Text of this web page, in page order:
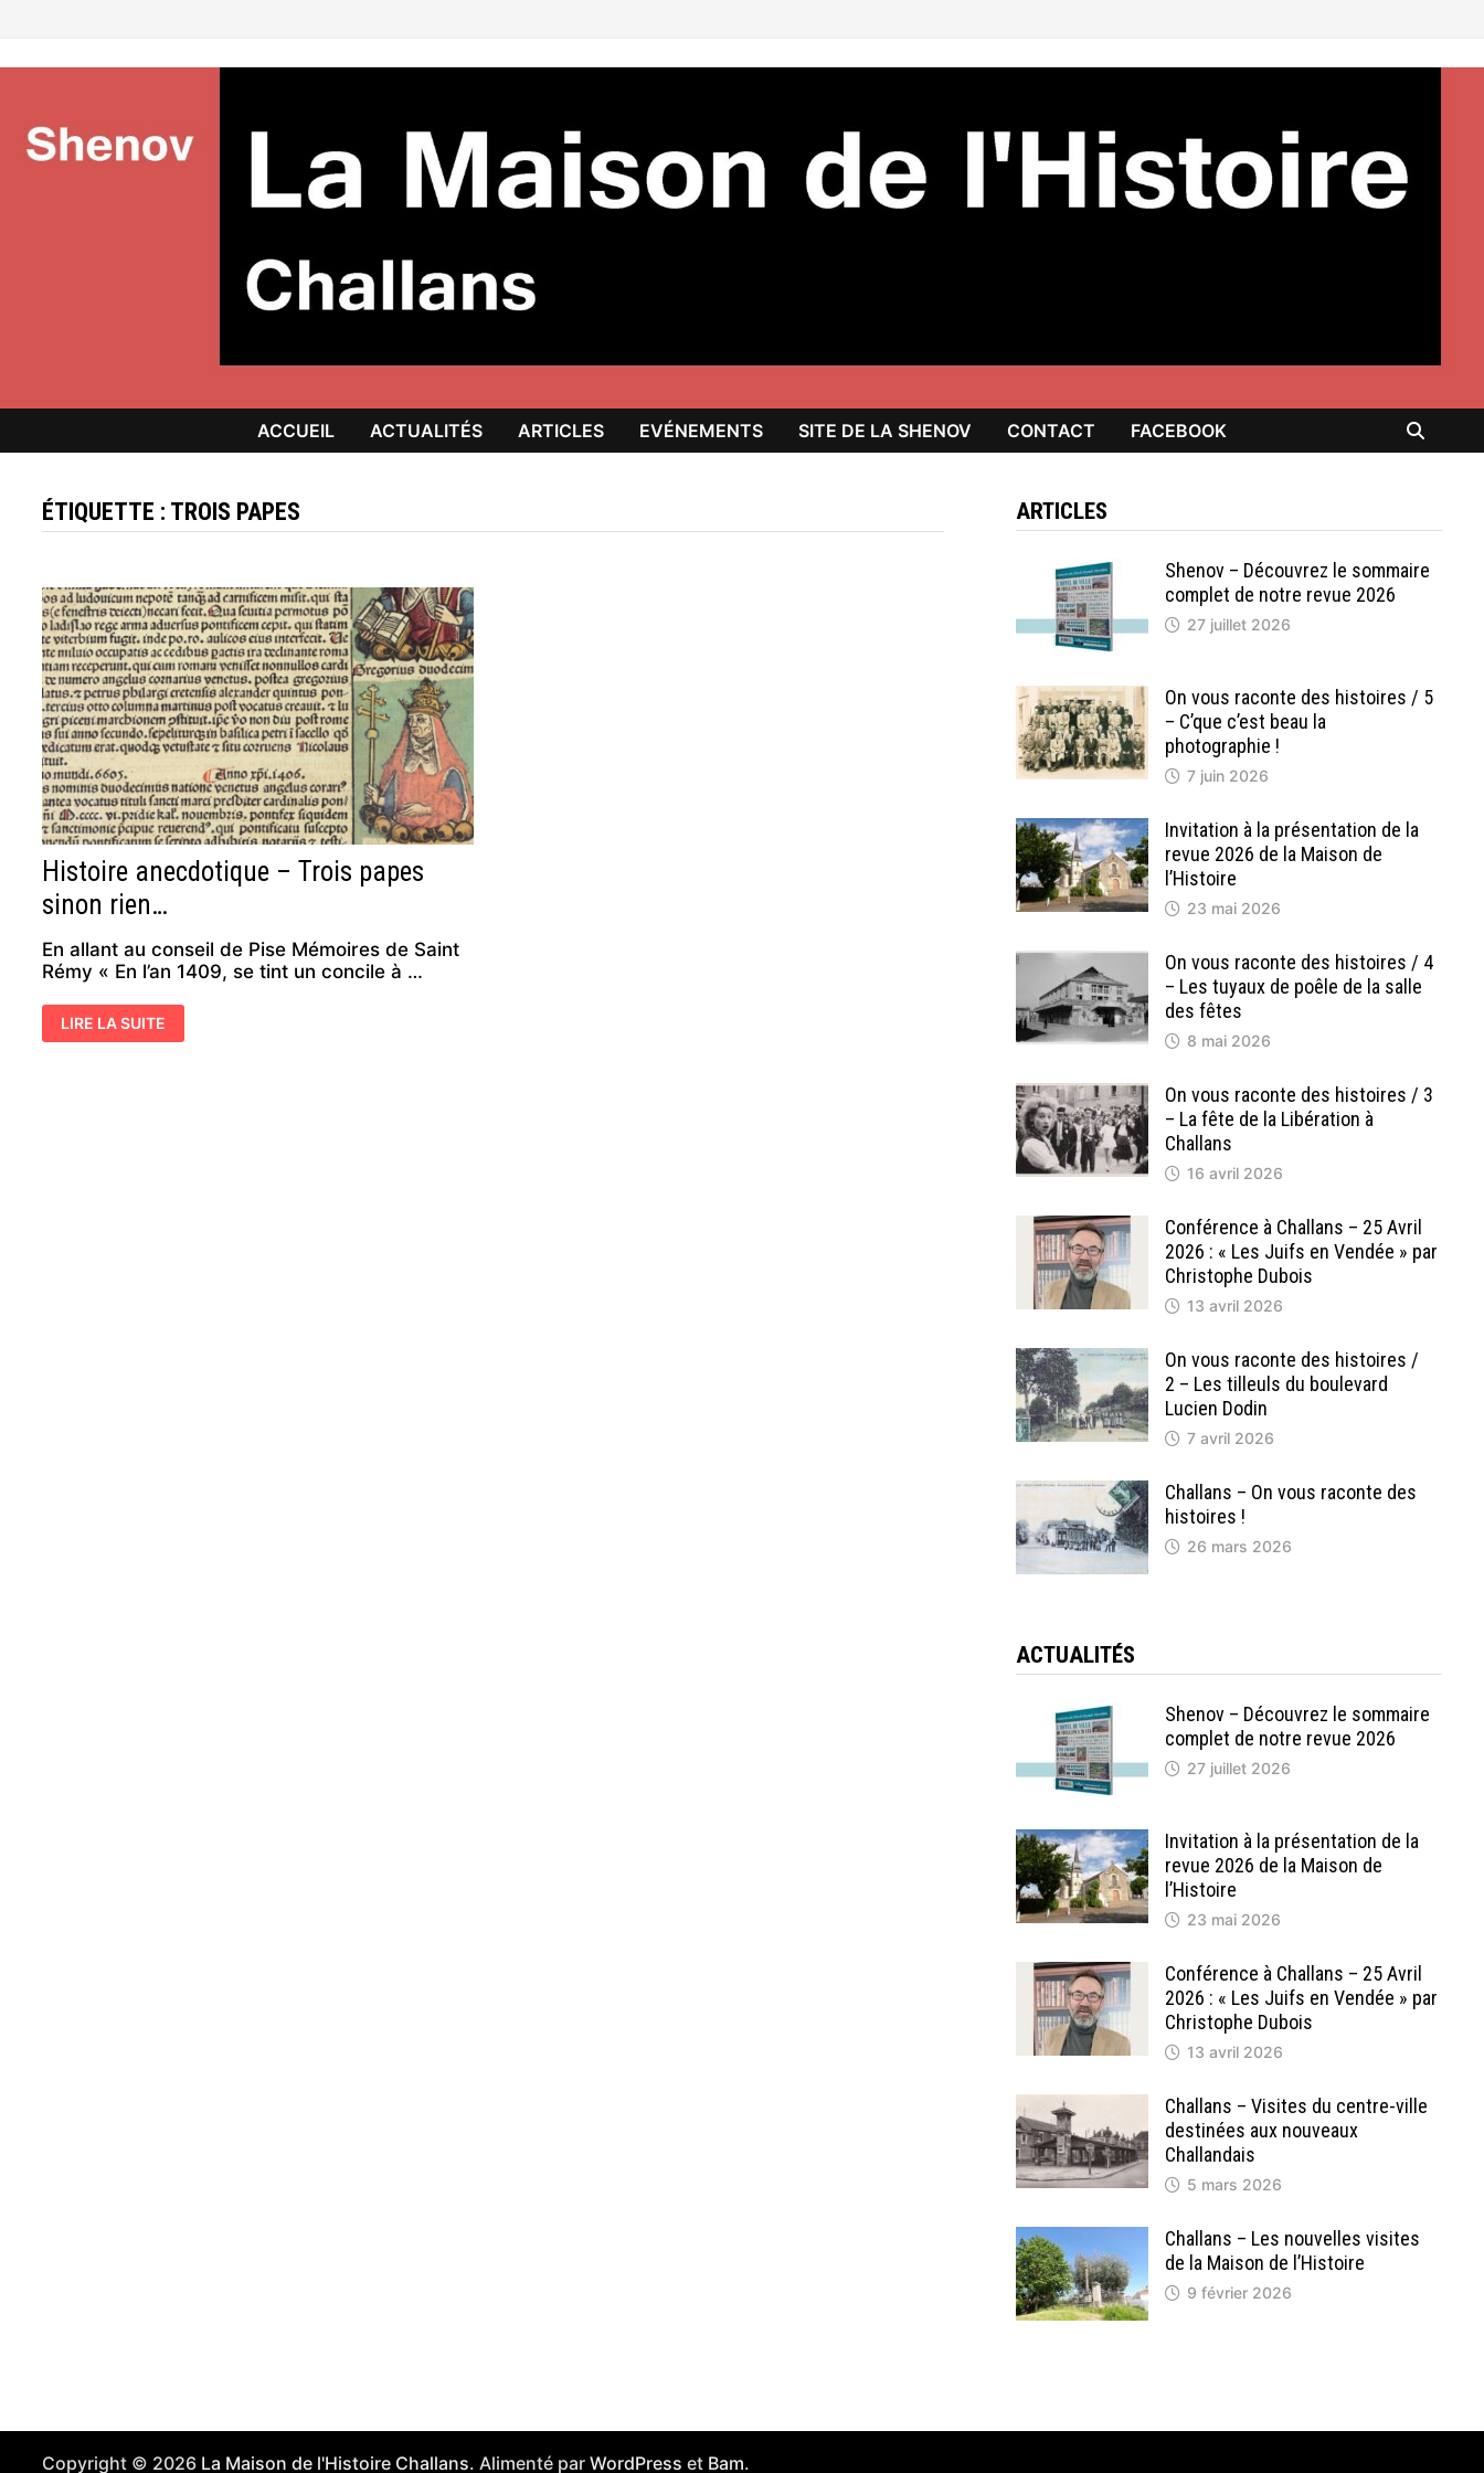
ACCUEIL ACTUALITÉS ARTICLES EVÉNEMENTS SITE DE LA SHENOV CONTACT FACEBOOK
ÉTIQUETTE : TROIS PAPES
Histoire anecdotique – Trois papes
sinon rien…
En allant au conseil de Pise Mémoires de Saint
Rémy « En l’an 1409, se tint un concile à …
HISTOIRE
ANECDOTIQUE
LIRE LA SUITE
ARTICLES
Shenov – Découvrez le sommaire
complet de notre revue 2026
27 juillet 2026
On vous raconte des histoires / 5
– C’que c’est beau la
photographie !
7 juin 2026
Invitation à la présentation de la
revue 2026 de la Maison de
l’Histoire
23 mai 2026
On vous raconte des histoires / 4
– Les tuyaux de poêle de la salle
des fêtes
8 mai 2026
On vous raconte des histoires / 3
– La fête de la Libération à
Challans
16 avril 2026
Conférence à Challans – 25 Avril
2026 : « Les Juifs en Vendée » par
Christophe Dubois
13 avril 2026
On vous raconte des histoires /
2 – Les tilleuls du boulevard
Lucien Dodin
7 avril 2026
Challans – On vous raconte des
histoires !
26 mars 2026
ACTUALITÉS
Shenov – Découvrez le sommaire
complet de notre revue 2026
27 juillet 2026
Invitation à la présentation de la
revue 2026 de la Maison de
l’Histoire
23 mai 2026
Conférence à Challans – 25 Avril
2026 : « Les Juifs en Vendée » par
Christophe Dubois
13 avril 2026
Challans – Visites du centre-ville
destinées aux nouveaux
Challandais
5 mars 2026
Challans – Les nouvelles visites
de la Maison de l’Histoire
9 février 2026
Copyright © 2026 La Maison de l'Histoire Challans. Alimenté parWordPress et Bam.